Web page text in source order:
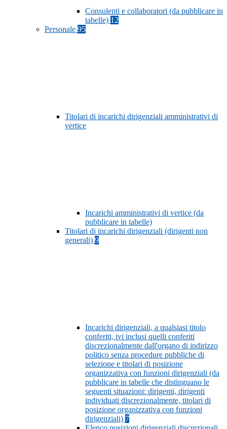
Consulenti e collaboratori (da pubblicare in
tabelle) 12
Personale 95
Titolari di incarichi dirigenziali amministrativi di
vertice
Incarichi amministrativi di vertice (da
pubblicare in tabelle)
Titolari di incarichi dirigenziali (dirigenti non
generali) 9
Incarichi dirigenziali, a qualsiasi titolo
conferiti, ivi inclusi quelli conferiti
discrezionalmente dall'organo di indirizzo
politico senza procedure pubbliche di
selezione e titolari di posizione
organizzativa con funzioni dirigenziali (da
pubblicare in tabelle che distinguano le
seguenti situazioni: dirigenti, dirigenti
individuati discrezionalmente, titolari di
posizione organizzativa con funzioni
dirigenziali) 7